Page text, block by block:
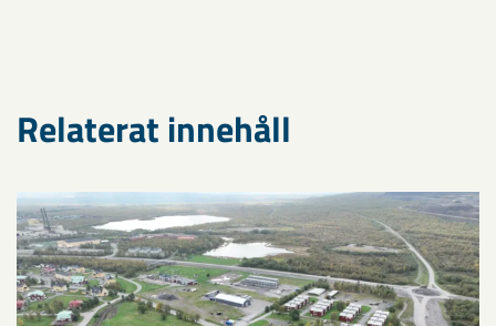
Relaterat innehåll